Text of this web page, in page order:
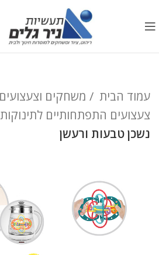
עמוד הבית
משחקים וצעצועים
צעצועים התפתחותיים
נשכן טבעות ורעשן